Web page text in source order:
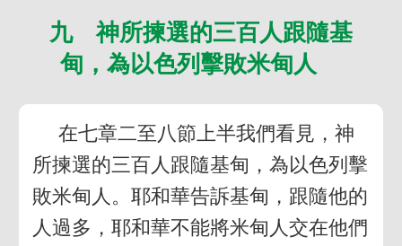
九 神所揀選的三百人跟隨基
甸，為以色列擊敗米甸人
在七章二至八節上半我們看見，神
所揀選的三百人跟隨基甸，為以色列擊
敗米甸人。耶和華告訴基甸，跟隨他的
人過多，耶和華不能將米甸人交在他們